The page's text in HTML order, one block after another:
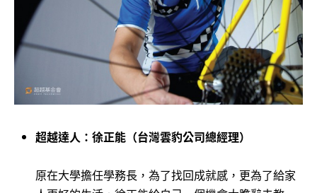
超越達人：徐正能（台灣雲豹公司總經理）
原在大學擔任學務長，為了找回成就感，更為了給家